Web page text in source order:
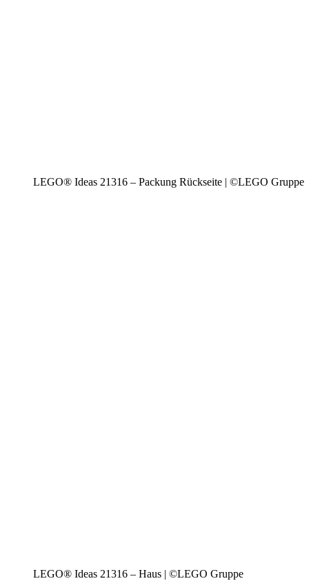
LEGO® Ideas 21316 – Packung Rückseite | ©LEGO Gruppe
LEGO® Ideas 21316 – Haus | ©LEGO Gruppe